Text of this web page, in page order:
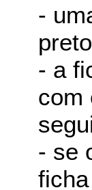
-
- a
com
- se